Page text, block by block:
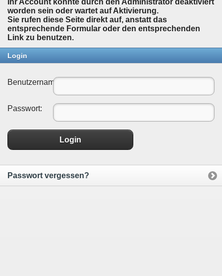
worden sein oder wartet auf Aktivierung.
Sie rufen diese Seite direkt auf, anstatt das
entsprechende Formular oder den entsprechenden
Link zu benutzen.
Login
Benutzername:
Passwort:
Login
Passwort vergessen?